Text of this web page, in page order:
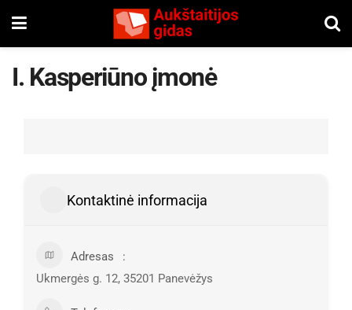
I. Kasperiūno įmonė
Kontaktinė informacija
Adresas
Ukmergės g. 12, 35201 Panevėžys